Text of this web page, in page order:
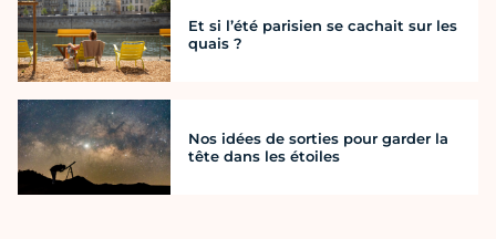
Et si l’été parisien se cachait sur les
quais ?
Nos idées de sorties pour garder la
tête dans les étoiles